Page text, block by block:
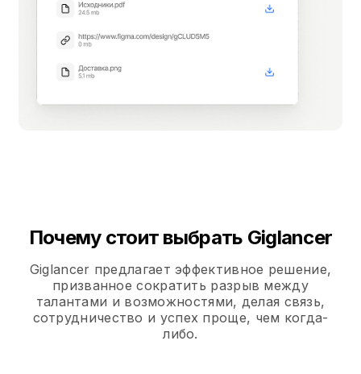
Почему стоит выбрать Giglancer
Giglancer предлагает эффективное решение,
призванное сократить разрыв между
талантами и возможностями, делая связь,
сотрудничество и успех проще, чем когда-
либо.